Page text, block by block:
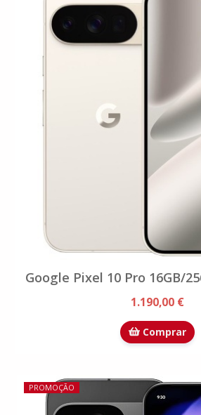
Google Pixel 10 Pro 16GB/
1.190,00 €
Comprar
PROMOÇÃO